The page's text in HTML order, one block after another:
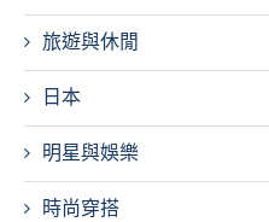
旅遊與休閒
日本
明星與娛樂
時尚穿搭